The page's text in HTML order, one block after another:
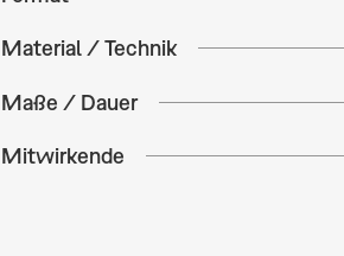
Material / Technik
Maße / Dauer
Mitwirkende